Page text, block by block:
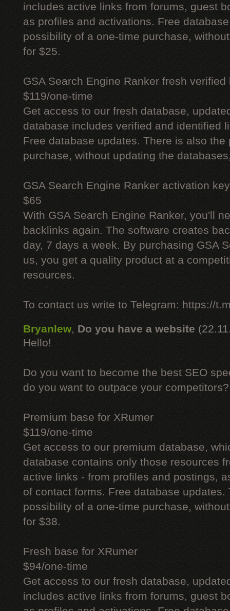
includes active links from forums, guest
as profiles and activations. Free
possibility of a one-time purchase,
for $25.
GSA Search Engine Ranker fresh verified
$119/one-time
Get access to our fresh database,
database includes verified and identified
Free database updates. There is also
purchase, without updating the
GSA Search Engine Ranker activation key
$65
With GSA Search Engine Ranker, you'll
backlinks again. The software creates
day, 7 days a week. By purchasing GSA
us, you get a quality product at a
resources.
To contact us write to Telegram: https://
Bryanlew, Do you have a website
Hello!
Do you want to become the best SEO
do you want to outpace your competitors?
Premium base for XRumer
$119/one-time
Get access to our premium database,
database contains only those resources
active links - from profiles and postings,
of contact forms. Free database updates.
possibility of a one-time purchase,
for $38.
Fresh base for XRumer
$94/one-time
Get access to our fresh database,
includes active links from forums, guest